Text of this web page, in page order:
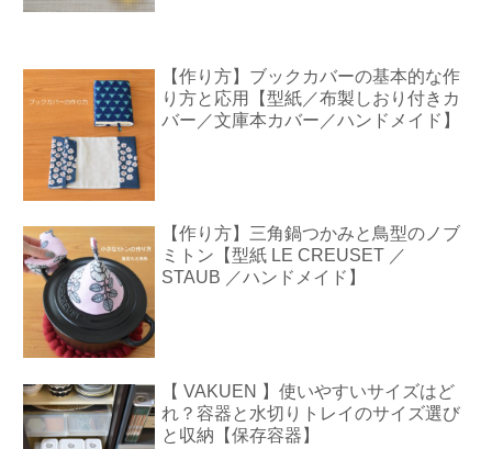
【作り方】ブックカバーの基本的な作
り方と応用【型紙／布製しおり付きカ
バー／文庫本カバー／ハンドメイド】
【作り方】三角鍋つかみと鳥型のノブ
ミトン【型紙 LE CREUSET ／
STAUB ／ハンドメイド】
【 VAKUEN 】使いやすいサイズはど
れ？容器と水切りトレイのサイズ選び
と収納【保存容器】